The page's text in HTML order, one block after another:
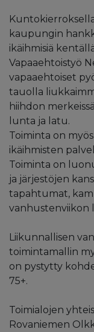
kaupungin
ikäihmisiä
Vapaaehtoistyö
vapaaehtoiset
tauolla
hiihdon
lunta ja latu.
Toiminta on
ikäihmisten
Toiminta on
ja järjestöjen
tapahtumat,
vanhustenviikon
Liikunnallisen
toimintamallin
on pystytty
75+.
Toimialojen
Rovaniemen